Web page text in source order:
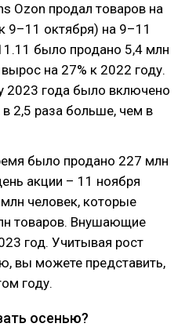
Ozon продал товаров на
9–11 октября) на 9–11
было продано 5,4 млн
на 27% к 2022 году.
2023 года было включено
2,5 раза больше, чем в
было продано 227 млн
акции – 11 ноября
человек, которые
товаров. Внушающие
год. Учитывая рост
вы можете представить,
году.
осенью?